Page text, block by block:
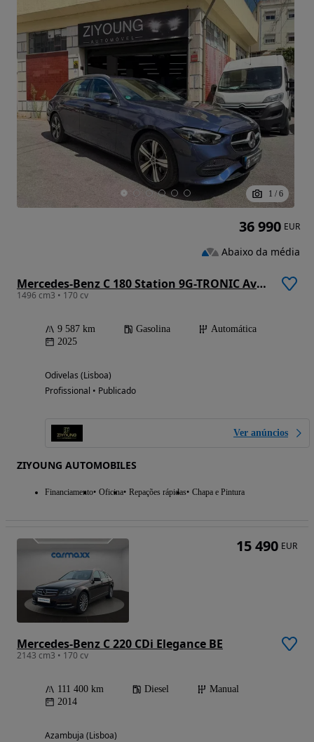
1 / 6
Mercedes-Benz C 180 Station 9G-TRONIC Avantgarde
1496 cm3 • 170 cv
9 587 km Gasolina
Automática
2025
Odivelas (Lisboa)
Profissional • Publicado
Ver anúncios
ZIYOUNG AUTOMOBILES
Financiamento Oficina Repações rápidas Chapa e Pintura
36 990 EUR
Abaixo da média
Mercedes-Benz C 220 CDi Elegance BE
2143 cm3 • 170 cv
111 400 km Diesel
Manual
2014
Azambuja (Lisboa)
15 490 EUR